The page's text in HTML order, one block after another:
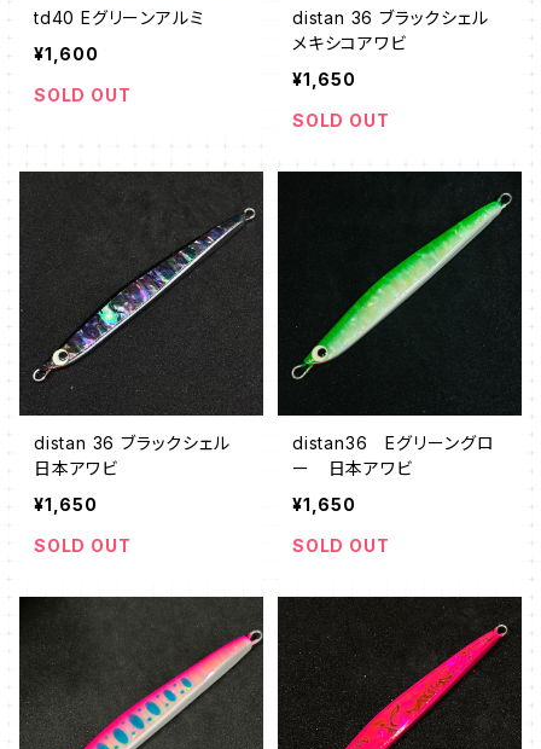
td40 Eグリーンアルミ
¥1,600
SOLD OUT
distan 36 ブラックシェル
メキシコアワビ
¥1,650
SOLD OUT
distan 36 ブラックシェル
日本アワビ
¥1,650
SOLD OUT
distan36 Eグリーングロ
ー 日本アワビ
¥1,650
SOLD OUT